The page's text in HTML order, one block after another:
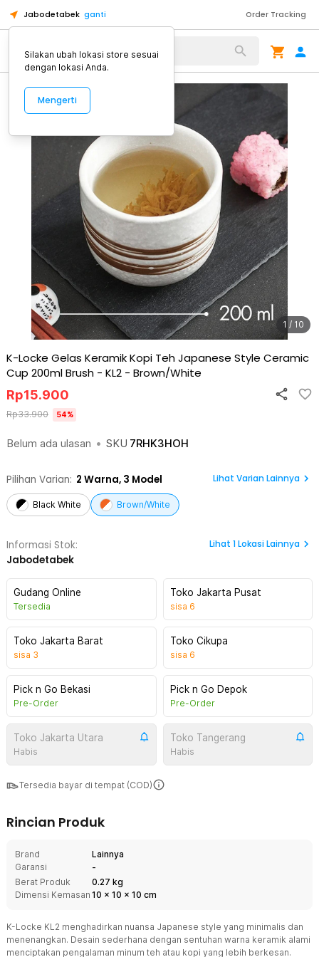
Jabodetabek ganti Order Tracking
Alat Kopi
1 / 10
K-Locke Gelas Keramik Kopi Teh Japanese Style Ceramic
Cup 200ml Brush - KL2 - Brown/White
Belum ada ulasan • SKU 7RHK3HOH
Rp15.900
Rp33.900 54%
Pilihan Varian: 2 Warna, 3 Model Lihat Varian Lainnya
Black White Brown/White
Informasi Stok:
Jabodetabek
Lihat 1Lokasi Lainnya
Gudang Online
Tersedia
Toko Jakarta Pusat
sisa 6
Toko Jakarta Barat
sisa 3
Toko Cikupa
sisa 6
Pick n Go Bekasi
Pre-Order
Pick n Go Depok
Pre-Order
Toko Jakarta Utara
Habis
Toko Tangerang
Habis
Tersedia bayar di tempat (COD)
Rincian Produk
Brand
Lainnya
Garansi
-
Berat Produk
0.27 kg
Dimensi Kemasan 10 x 10 x 10 cm
K-Locke KL2 menghadirkan nuansa Japanese style yang minimalis dan
menenangkan. Desain sederhana dengan sentuhan warna keramik alami
menciptakan pengalaman minum teh atau kopi yang lebih berkesan.
Silakan ubah lokasi store sesuai
dengan lokasi Anda.
Mengerti